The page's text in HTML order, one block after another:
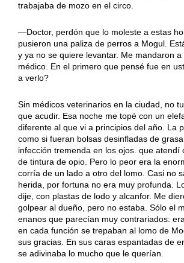
trabajaba de mozo en el circo.
—Doctor, perdón que lo moleste a estas
pusieron una paliza de perros a Mogul.
y ya no se quiere levantar. Me mandaron a
médico. En el primero que pensé fue en
a verlo?
Sin médicos veterinarios en la ciudad, no
que acudir. Esa noche me topé con un
diferente al que vi a principios del año. La
como si fueran bolsas desinfladas de
infección tremenda en los ojos. que atendí
de tintura de opio. Pero lo peor era la
corría de un lado a otro del lomo. Casi no
herida, por fortuna no era muy profunda.
dije, con plastas de lodo y alcanfor. Me
golpear al dueño, pero no estaba. Sólo el
enanos que parecían muy contrariados:
en cada función se trepaban al lomo de
sus gracias. En sus caras espantadas de
se adivinaba lo mucho que le querían.